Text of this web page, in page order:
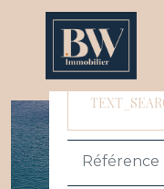
ACHETER